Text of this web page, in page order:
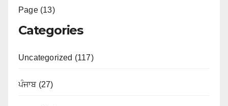
Page (13)
Categories
Uncategorized (117)
ਪੰਜਾਬ (27)